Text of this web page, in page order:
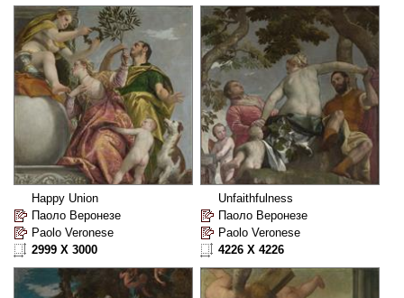
Happy Union
Паоло Веронезе
Paolo Veronese
2999 X 3000
Unfaithfulness
Паоло Веронезе
Paolo Veronese
4226 X 4226